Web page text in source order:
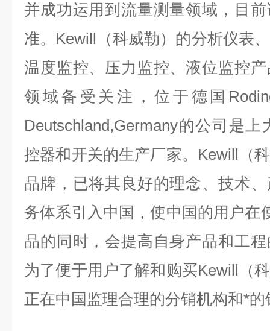
并成功运用到流量测量领域，目
准。Kewill（科威勒）的分析仪表
温度监控、压力监控、液位监控
领域备受关注，位于德国
Deutschland,Germany的公司是
控器和开关的生产厂家。Kewill（
品牌，已将其良好的理念、技术
务体系引入中国，使中国的用户在
品的同时，会提高自身产品和工
为了便于用户了解和购买Kewill（
正在中国监理合理的分销机构和*